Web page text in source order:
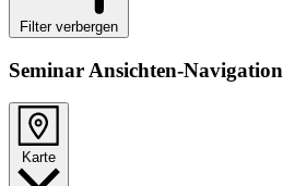
Filter verbergen
Seminar Ansichten-Navigation
Karte